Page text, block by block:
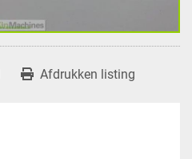
Afdrukken listing